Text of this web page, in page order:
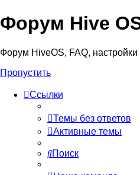
Форум Hive
Форум HiveOS, FAQ, настройки
Пропустить
Ссылки
Темы без ответов
Активные темы
Поиск